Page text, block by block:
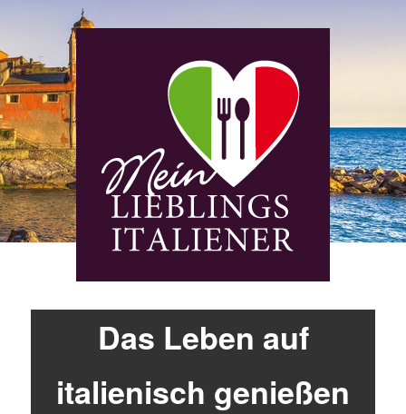
Das Leben auf
italienisch genießen